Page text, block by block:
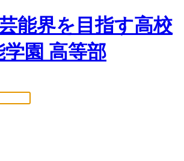
能界を目指す高校
学園 高等部